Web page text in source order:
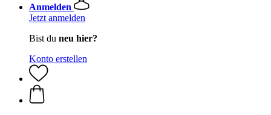
Anmelden
Jetzt anmelden
Bist du neu hier?
Konto erstellen